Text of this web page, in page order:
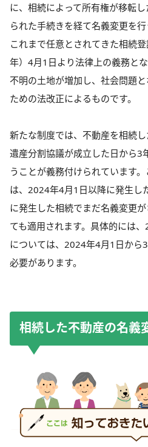
に、相続によって所有権が移転
られた手続きを経て名義変更を行
これまで任意とされてきた相続
年）4月1日より法律上の義務と
不明の土地が増加し、社会問題
ための法改正によるものです。
新たな制度では、不動産を相続
遺産分割協議が成立した日から3
うことが義務付けられています
は、2024年4月1日以降に発生し
に発生した相続でまだ名義変更
ても適用されます。具体的には
については、2024年4月1日から
必要があります。
相続した不動産の名義